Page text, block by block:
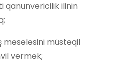
qanunvericilik ilinin
məsələsini müstəqil
vermək;